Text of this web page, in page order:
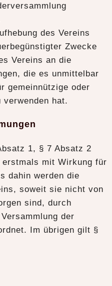
des Vereins
Zwecke
Vereins an die
die es unmittelbar
gemeinnützige oder
hat.
1, § 7 Absatz 2
mit Wirkung für
dahin werden die
soweit sie nicht von
sind, durch
der
Im übrigen gilt §